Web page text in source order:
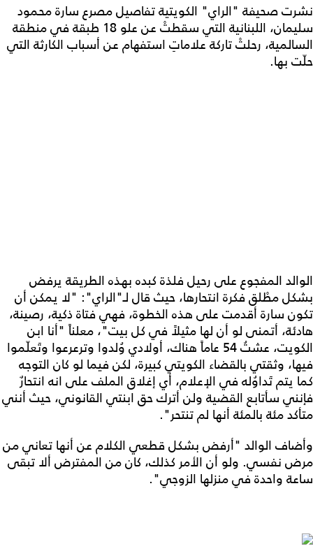
نشرت صحيفة "الراي" الكويتية تفاصيل مصرع سارة محمود
سليمان، اللبنانية التي سقطتْ عن علو 18 طبقة في منطقة
السالمية، رحلتْ تاركة علاماتِ استفهام عن أسباب الكارثة التي
حلّت بها.
الوالد المفجوع على رحيل فلذة كبده بهذه الطريقة يرفض
بشكل مطْلق فكرة انتحارها، حيث قال لـ"الراي": "لا يمكن أن
تكون سارة أقدمت على هذه الخطوة، فهي فتاة ذكية، رصينة،
هادئة، أتمنى لو أن لها مثيلاً في كل بيت"، معلناً "أنا ابن
الكويت، عشتُ 54 عاماً هناك، أولادي وُلدوا وترعرعوا وتَعلّموا
فيها، وثقتي بالقضاء الكويتي كبيرة، لكن فيما لو كان التوجه
كما يتم تَداوُله في الإعلام، أي إغلاق الملف على انه انتحارٌ
فإنني سأتابع القضية ولن أترك حق ابنتي القانوني، حيث أنني
متأكد مئة بالمئة أنها لم تنتحر".
وأضاف الوالد "أرفض بشكل قطعي الكلام عن أنها تعاني من
مرض نفسي. ولو أن الأمر كذلك، كان من المفترض ألا تبقى
ساعة واحدة في منزلها الزوجي".